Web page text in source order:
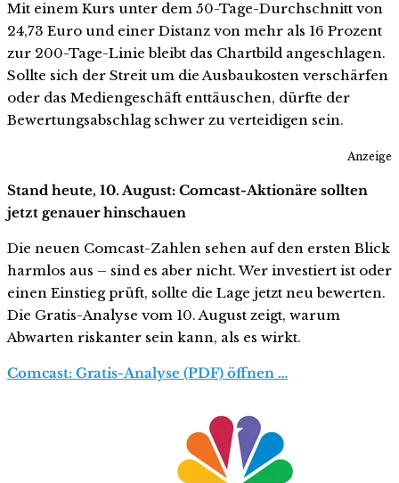
Mit einem Kurs unter dem 50-Tage-Durchschnitt von
24,73 Euro und einer Distanz von mehr als 16 Prozent
zur 200-Tage-Linie bleibt das Chartbild angeschlagen.
Sollte sich der Streit um die Ausbaukosten verschärfen
oder das Mediengeschäft enttäuschen, dürfte der
Bewertungsabschlag schwer zu verteidigen sein.
Anzeige
Stand heute, 10. August: Comcast-Aktionäre sollten
jetzt genauer hinschauen
Die neuen Comcast-Zahlen sehen auf den ersten Blick
harmlos aus – sind es aber nicht. Wer investiert ist oder
einen Einstieg prüft, sollte die Lage jetzt neu bewerten.
Die Gratis-Analyse vom 10. August zeigt, warum
Abwarten riskanter sein kann, als es wirkt.
Comcast: Gratis-Analyse (PDF) öffnen …